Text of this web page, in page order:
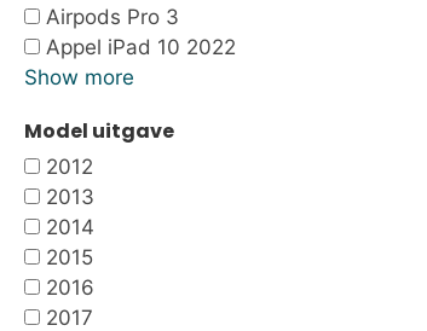
Airpods Pro 3
Appel iPad 10 2022
Show more
Model uitgave
2012
2013
2014
2015
2016
2017